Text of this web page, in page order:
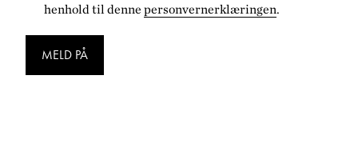
henhold til denne personvernerklæringen.
MELD PÅ